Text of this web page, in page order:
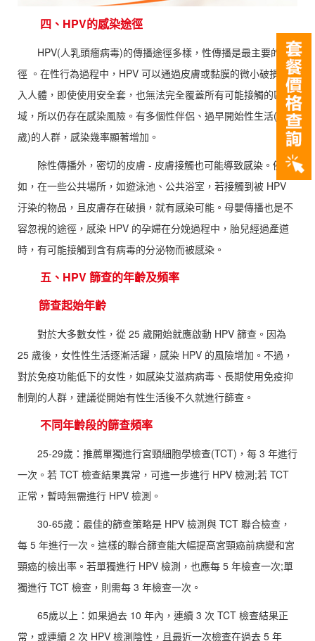
四、HPV的感染途徑
HPV(人乳頭瘤病毒)的傳播途徑多樣，性傳播是最主要的途
徑 。在性行為過程中，HPV 可以通過皮膚或黏膜的微小破損進
入人體，即使使用安全套，也無法完全覆蓋所有可能接觸的區
域，所以仍存在感染風險。有多個性伴侶、過早開始性生活(<16
歲)的人群，感染幾率顯著增加。
除性傳播外，密切的皮膚 - 皮膚接觸也可能導致感染。例
如，在一些公共場所，如遊泳池、公共浴室，若接觸到被 HPV
汙染的物品，且皮膚存在破損，就有感染可能。母嬰傳播也是不
容忽視的途徑，感染 HPV 的孕婦在分娩過程中，胎兒經過產道
時，有可能接觸到含有病毒的分泌物而被感染。
五、HPV 篩查的年齡及頻率
篩查起始年齡
對於大多數女性，從 25 歲開始就應啟動 HPV 篩查。因為
25 歲後，女性性生活逐漸活躍，感染 HPV 的風險增加。不過，
對於免疫功能低下的女性，如感染艾滋病病毒、長期使用免疫抑
制劑的人群，建議從開始有性生活後不久就進行篩查。
不同年齡段的篩查頻率
25-29歲：推薦單獨進行宮頸細胞學檢查(TCT)，每 3 年進行
一次。若 TCT 檢查結果異常，可進一步進行 HPV 檢測;若 TCT
正常，暫時無需進行 HPV 檢測。
30-65歲：最佳的篩查策略是 HPV 檢測與 TCT 聯合檢查，
每 5 年進行一次。這樣的聯合篩查能大幅提高宮頸癌前病變和宮
頸癌的檢出率。若單獨進行 HPV 檢測，也應每 5 年檢查一次;單
獨進行 TCT 檢查，則需每 3 年檢查一次。
65歲以上：如果過去 10 年內，連續 3 次 TCT 檢查結果正
常，或連續 2 次 HPV 檢測陰性，且最近一次檢查在過去 5 年